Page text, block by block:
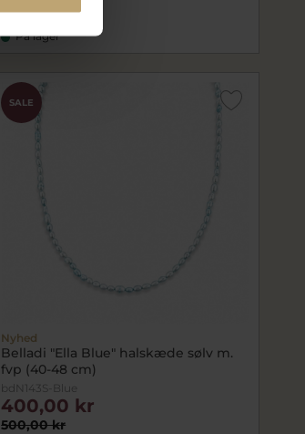
På lager
SALE
Nyhed
Belladi "Ella Blue" halskæde sølv m.
fvp (40-48 cm)
bdN143S-Blue
500,00 kr
400,00 kr